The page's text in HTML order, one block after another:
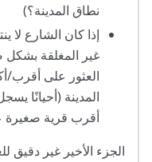
نطاق المدينة؟)
إذا كان الشارع لا
غير المغلقة بشكل
العثور على أقرب/
أقرب قرية صغيرة على بعد
الجزء الأخير غير دقيق